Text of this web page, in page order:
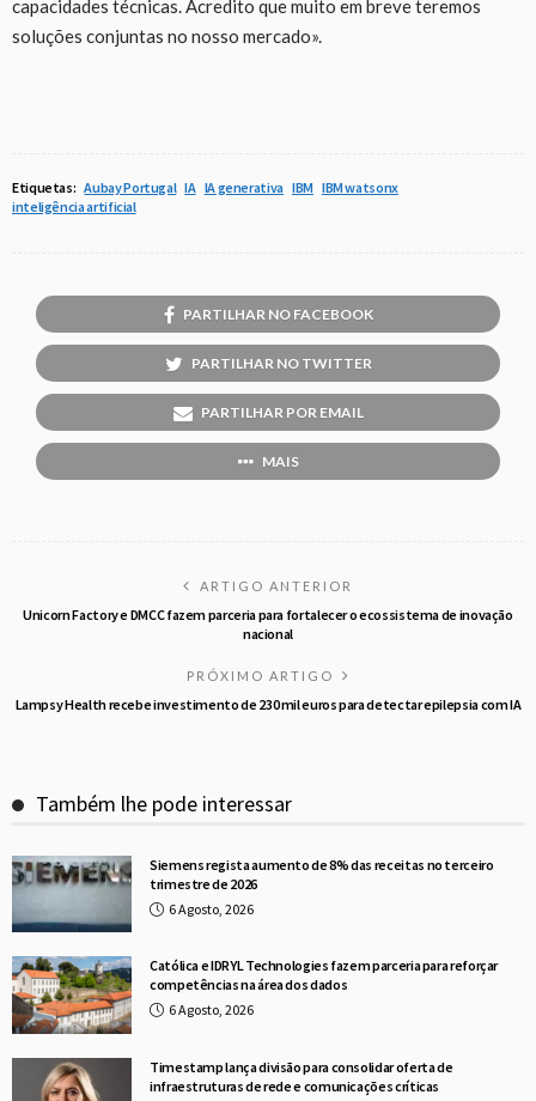
capacidades técnicas. Acredito que muito em breve teremos
soluções conjuntas no nosso mercado».
Etiquetas: Aubay Portugal IA IA generativa IBM IBM watsonx
inteligência artificial
PARTILHAR NO FACEBOOK
PARTILHAR NO TWITTER
PARTILHAR POR EMAIL
MAIS
ARTIGO ANTERIOR
Unicorn Factory e DMCC fazem parceria para fortalecer o ecossistema de inovação
nacional
PRÓXIMO ARTIGO
Lampsy Health recebe investimento de 230 mil euros para detectar epilepsia com IA
Também lhe pode interessar
Siemens regista aumento de 8% das receitas no terceiro
trimestre de 2026
6 Agosto, 2026
Católica e IDRYL Technologies fazem parceria para reforçar
competências na área dos dados
6 Agosto, 2026
Timestamp lança divisão para consolidar oferta de
infraestruturas de rede e comunicações críticas